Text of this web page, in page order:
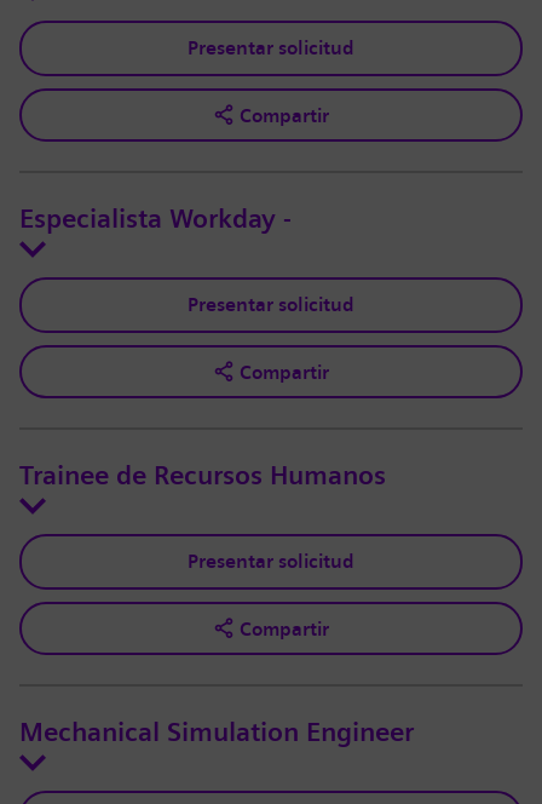
Presentar solicitud
Compartir
Especialista Workday -
Presentar solicitud
Compartir
Trainee de Recursos Humanos
Presentar solicitud
Compartir
Mechanical Simulation Engineer